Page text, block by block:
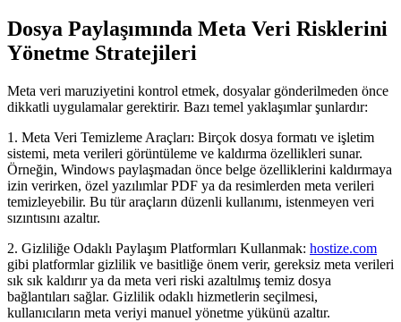
Dosya Paylaşımında Meta Veri Risklerini
Yönetme Stratejileri
Meta veri maruziyetini kontrol etmek, dosyalar gönderilmeden önce
dikkatli uygulamalar gerektirir. Bazı temel yaklaşımlar şunlardır:
1. Meta Veri Temizleme Araçları: Birçok dosya formatı ve işletim
sistemi, meta verileri görüntüleme ve kaldırma özellikleri sunar.
Örneğin, Windows paylaşmadan önce belge özelliklerini kaldırmaya
izin verirken, özel yazılımlar PDF ya da resimlerden meta verileri
temizleyebilir. Bu tür araçların düzenli kullanımı, istenmeyen veri
sızıntısını azaltır.
2. Gizliliğe Odaklı Paylaşım Platformları Kullanmak: hostize.com
gibi platformlar gizlilik ve basitliğe önem verir, gereksiz meta verileri
sık sık kaldırır ya da meta veri riski azaltılmış temiz dosya
bağlantıları sağlar. Gizlilik odaklı hizmetlerin seçilmesi,
kullanıcıların meta veriyi manuel yönetme yükünü azaltır.